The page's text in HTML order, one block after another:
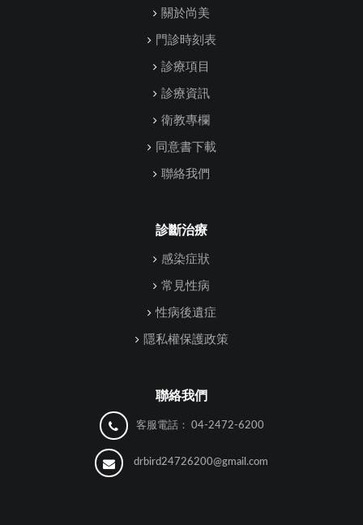
關於尚美
門診時刻表
診療項目
診療資訊
衛教專欄
同意書下載
聯絡我們
診斷治療
感染症狀
常見性病
性病後遺症
隱私權保護政策
聯絡我們
客服電話： 04-2472-6200
drbird24726200@gmail.com